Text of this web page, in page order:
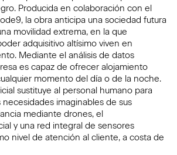
Producida en colaboración con el
la obra anticipa una sociedad futura
movilidad extrema, en la que
adquisitivo altísimo viven en
Mediante el análisis de datos
es capaz de ofrecer alojamiento
momento del día o de la noche.
sustituye al personal humano para
imaginables de sus
mediante drones, el
y una red integral de sensores
nivel de atención al cliente, a costa de